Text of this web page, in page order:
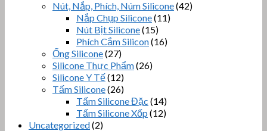
Nút, Nắp, Phích, Núm Silicone(42)
Nắp Chụp Silicone(11)
Nút Bịt Silicone(15)
Phích Cắm Silicon(16)
Ống Silicone(27)
Silicone Thực Phẩm(26)
Silicone Y Tế(12)
Tấm Silicone(26)
Tấm Silicone Đặc (14)
Tấm Silicone Xốp (12)
Uncategorized(2)